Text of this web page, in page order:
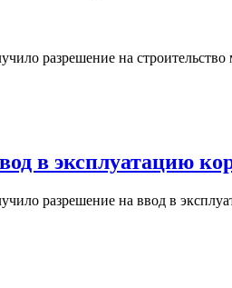
разрешение на строительство
в эксплуатацию
разрешение на ввод в